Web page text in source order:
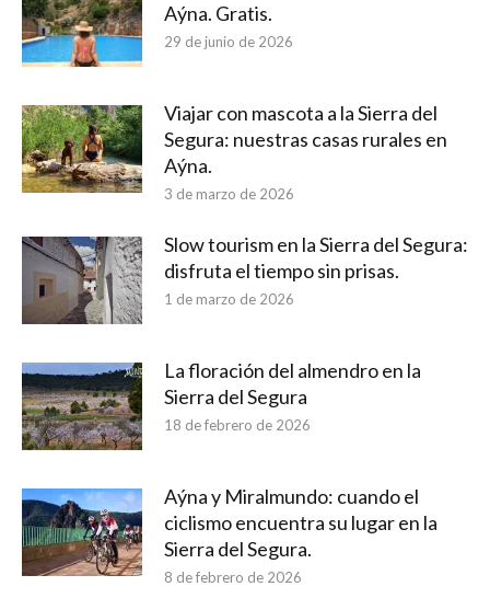
Aýna. Gratis.
29 de junio de 2026
Viajar con mascota a la Sierra del
Segura: nuestras casas rurales en
Aýna.
3 de marzo de 2026
Slow tourism en la Sierra del Segura:
disfruta el tiempo sin prisas.
1 de marzo de 2026
La floración del almendro en la
Sierra del Segura
18 de febrero de 2026
Aýna y Miralmundo: cuando el
ciclismo encuentra su lugar en la
Sierra del Segura.
8 de febrero de 2026